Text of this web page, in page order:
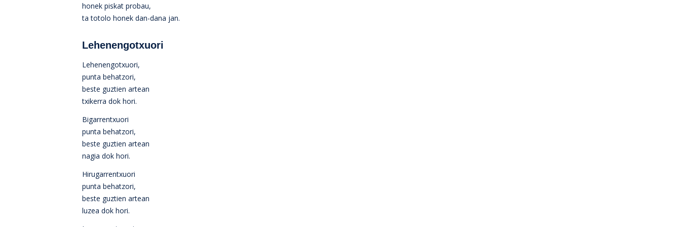
honek piskat probau,
ta totolo honek dan-dana jan.
Lehenengotxuori
Lehenengotxuori,
punta behatzori,
beste guztien artean
txikerra dok hori.
Bigarrentxuori
punta behatzori,
beste guztien artean
nagia dok hori.
Hirugarrentxuori
punta behatzori,
beste guztien artean
luzea dok hori.